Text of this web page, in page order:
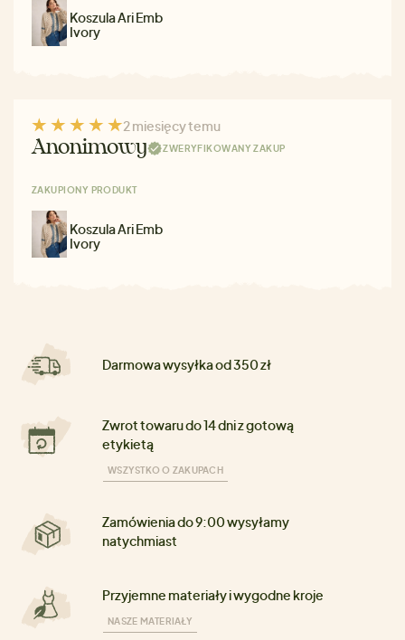
Koszula Ari Emb
Ivory
2 miesięcy temu
Anonimowy ZWERYFIKOWANY ZAKUP
ZAKUPIONY PRODUKT
Koszula Ari Emb
Ivory
Darmowa wysyłka od 350 zł
Zwrot towaru do 14 dni z gotową
etykietą
WSZYSTKO O ZAKUPACH
Zamówienia do 9:00 wysyłamy
natychmiast
Przyjemne materiały i wygodne kroje
NASZE MATERIAŁY